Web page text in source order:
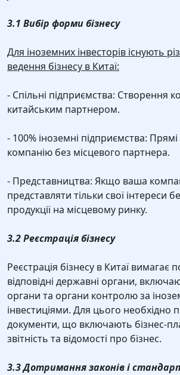
3.1 Вибір форми бізнесу
Для іноземних інвесторів існують
ведення бізнесу в Китаї:
- Спільні підприємства: Створення
китайським партнером.
- 100% іноземні підприємства: Прямі
компанію без місцевого партнера.
- Представництва: Якщо ваша
представляти тільки свої інтереси
продукції на місцевому ринку.
3.2 Реєстрація бізнесу
Реєстрація бізнесу в Китаї вимагає
відповідні державні органи,
органи та органи контролю за
інвестиціями. Для цього необхідно
документи, що включають бізнес-
звітність та відомості про бізнес.
3.3 Дотримання законів і